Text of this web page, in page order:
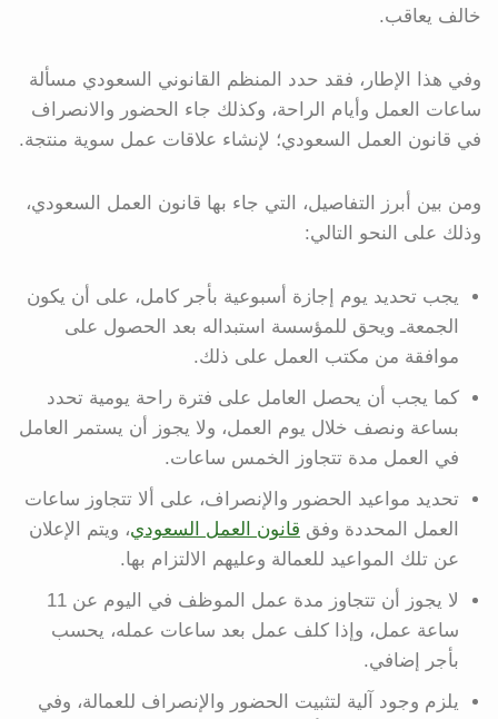
خالف يعاقب.
وفي هذا الإطار، فقد حدد المنظم القانوني السعودي مسألة
ساعات العمل وأيام الراحة، وكذلك جاء الحضور والانصراف
في قانون العمل السعودي؛ لإنشاء علاقات عمل سوية منتجة.
ومن بين أبرز التفاصيل، التي جاء بها قانون العمل السعودي،
وذلك على النحو التالي:
يجب تحديد يوم إجازة أسبوعية بأجر كامل، على أن يكون
الجمعةـ ويحق للمؤسسة استبداله بعد الحصول على
موافقة من مكتب العمل على ذلك.
كما يجب أن يحصل العامل على فترة راحة يومية تحدد
بساعة ونصف خلال يوم العمل، ولا يجوز أن يستمر العامل
في العمل مدة تتجاوز الخمس ساعات.
تحديد مواعيد الحضور والإنصراف، على ألا تتجاوز ساعات
العمل المحددة وفق قانون العمل السعودي، ويتم الإعلان
عن تلك المواعيد للعمالة وعليهم الالتزام بها.
لا يجوز أن تتجاوز مدة عمل الموظف في اليوم عن 11
ساعة عمل، وإذا كلف عمل بعد ساعات عمله، يحسب
بأجر إضافي.
يلزم وجود آلية لتثبيت الحضور والإنصراف للعمالة، وفي